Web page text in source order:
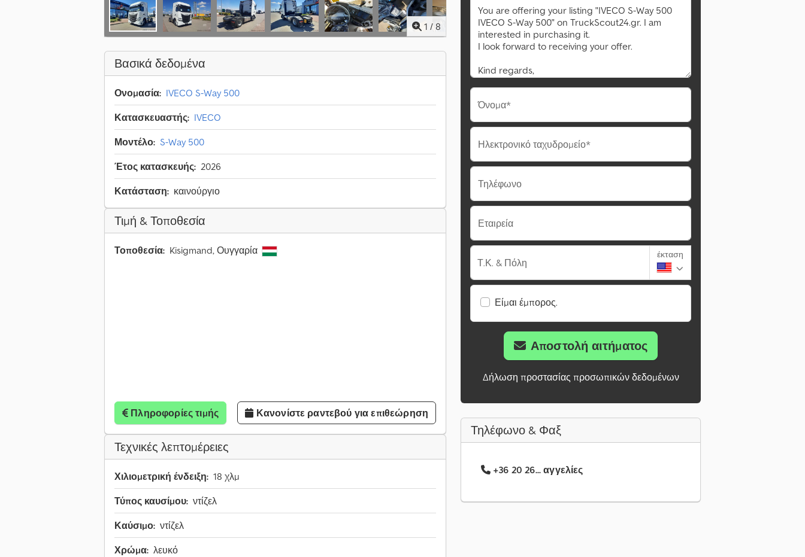
1 / 8
Βασικά δεδομένα
Ονομασία: IVECO S-Way 500
Κατασκευαστής: IVECO
Μοντέλο: S-Way 500
Έτος κατασκευής: 2026
Κατάσταση: καινούργιο
Τιμή & Τοποθεσία
Τοποθεσία: Kisigmand, Ουγγαρία
Πληροφορίες τιμής Κανονίστε ραντεβού για επιθεώρηση
Τεχνικές λεπτομέρειες
Χιλιομετρική ένδειξη: 18 χλμ
Τύπος καυσίμου: ντίζελ
Καύσιμο: ντίζελ
Χρώμα: λευκό
Όνομα*
Ηλεκτρονικό ταχυδρομείο*
Τηλέφωνο
Εταιρεία
Τ.Κ. & Πόλη
έκταση
Είμαι έμπορος.
Αποστολή αιτήματος
Δήλωση προστασίας προσωπικών δεδομένων
Τηλέφωνο & Φαξ
+36 20 26... αγγελίες